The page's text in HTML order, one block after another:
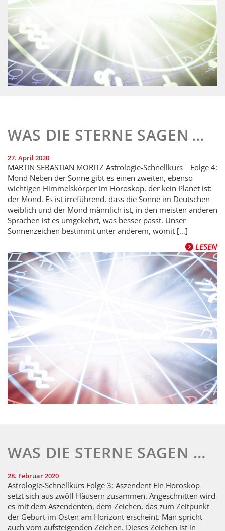
WAS DIE STERNE SAGEN …
27. April 2020
MARTIN SEBASTIAN MORITZ Astrologie-Schnellkurs Folge 4:
Mond Neben der Sonne gibt es einen zweiten, ebenso
wichtigen Himmelskörper im Horoskop, der kein Planet ist:
der Mond. Es ist irreführend, dass die Sonne im Deutschen
weiblich und der Mond männlich ist, in den meisten anderen
Sprachen ist es umgekehrt, was besser passt. Unser
Sonnenzeichen bestimmt unter anderem, womit […]
LESEN
WAS DIE STERNE SAGEN …
28. Februar 2020
Astrologie-Schnellkurs Folge 3: Aszendent Ein Horoskop
setzt sich aus zwölf Häusern zusammen. Angeschnitten wird
es mit dem Aszendenten, dem Zeichen, das zum Zeitpunkt
der Geburt im Osten am Horizont erscheint. Man spricht
auch vom aufsteigenden Zeichen. Dieses Zeichen ist in